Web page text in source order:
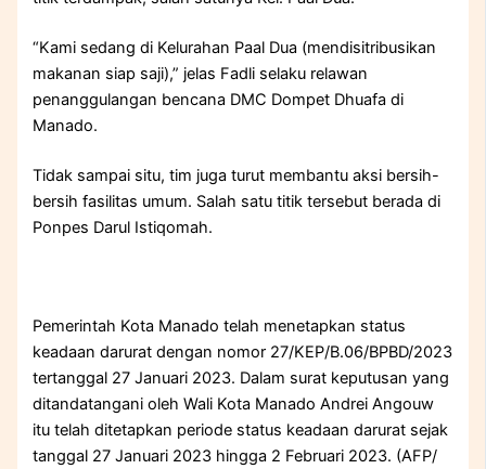
“Kami sedang di Kelurahan Paal Dua (mendisitribusikan
makanan siap saji),” jelas Fadli selaku relawan
penanggulangan bencana DMC Dompet Dhuafa di
Manado.
Tidak sampai situ, tim juga turut membantu aksi bersih-
bersih fasilitas umum. Salah satu titik tersebut berada di
Ponpes Darul Istiqomah.
Pemerintah Kota Manado telah menetapkan status
keadaan darurat dengan nomor 27/KEP/B.06/BPBD/2023
tertanggal 27 Januari 2023. Dalam surat keputusan yang
ditandatangani oleh Wali Kota Manado Andrei Angouw
itu telah ditetapkan periode status keadaan darurat sejak
tanggal 27 Januari 2023 hingga 2 Februari 2023. (AFP/